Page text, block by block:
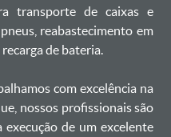
transporte de caixas e
reabastecimento em
de bateria. ㅤㅤ
com excelência na
nossos profissionais são
de um excelente